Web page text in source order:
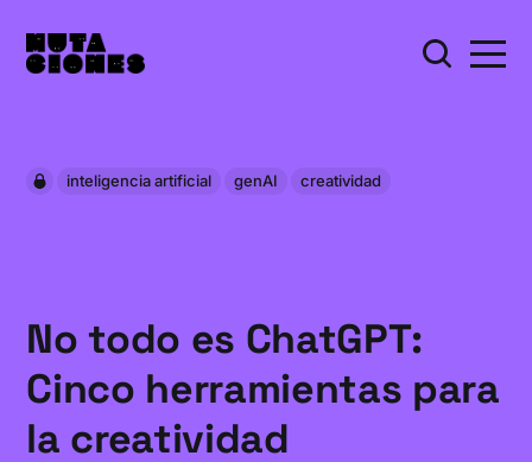
inteligencia artificial genAI creatividad
No todo es ChatGPT:
Cinco herramientas para
la creatividad